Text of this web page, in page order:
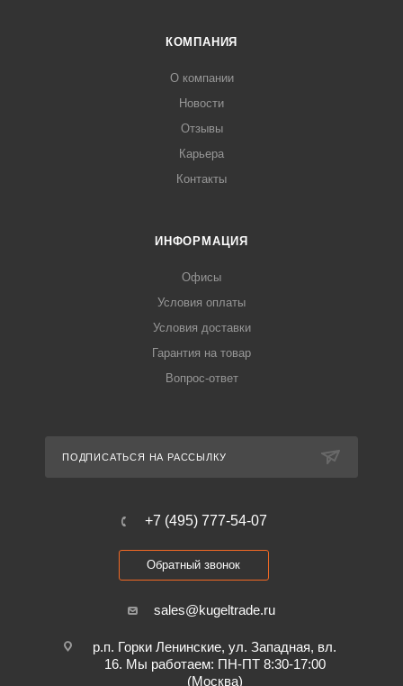
КОМПАНИЯ
О компании
Новости
Отзывы
Карьера
Контакты
ИНФОРМАЦИЯ
Офисы
Условия оплаты
Условия доставки
Гарантия на товар
Вопрос-ответ
ПОДПИСАТЬСЯ НА РАССЫЛКУ
+7 (495) 777-54-07
Обратный звонок
sales@kugeltrade.ru
р.п. Горки Ленинские, ул. Западная, вл.
16. Мы работаем: ПН-ПТ 8:30-17:00
(Москва)